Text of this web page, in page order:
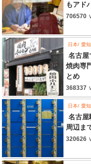
もアド
706570
日本 愛
名古屋
焼肉専
とめ
368337
日本 愛
名古屋
周辺ま
320626